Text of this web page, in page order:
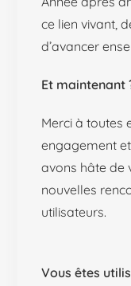
ce lien vivant,
d’avancer
Et maintenant
Merci à toutes
engagement
avons hâte de
nouvelles
utilisateurs.
Vous êtes